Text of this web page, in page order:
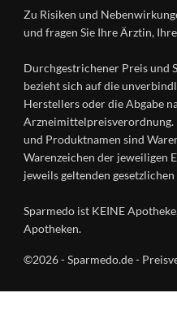
Datenschutz
Nutzungsbedingungen
Ratgeber
Wirkstoffe
Gesundheitsmagazin
Händlerlogin
Instagram
Zu Risiken und
und fragen Sie Ihre Ärztin,
Durchgestrichener Preis und
bezieht sich auf die
Herstellers oder die Abgabe
und Produktnamen sind
Warenzeichen der jeweiligen
jeweils geltenden
Sparmedo ist KEINE
Apotheken.
©2026 - Sparmedo.de -